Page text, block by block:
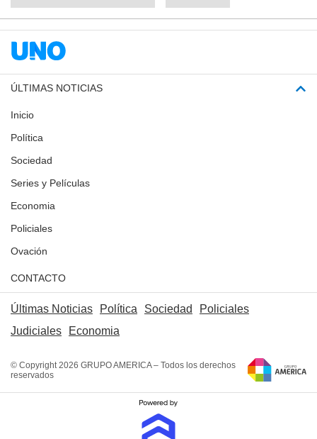
ÚLTIMAS NOTICIAS
Inicio
Política
Sociedad
Series y Películas
Economia
Policiales
Ovación
CONTACTO
Últimas Noticias Política Sociedad
Policiales
Judiciales
Economia
© Copyright 2026 GRUPO AMERICA – Todos los derechos
reservados